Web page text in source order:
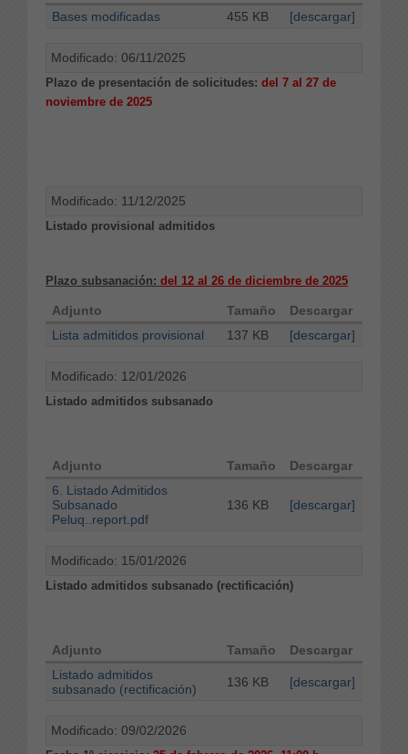
Bases modificadas
455 KB [descargar]
Modificado: 06/11/2025
Plazo de presentación de solicitudes: del 7 al 27 de
noviembre de 2025
Modificado: 11/12/2025
Listado provisional admitidos
Plazo subsanación: del 12 al 26 de diciembre de 2025
Adjunto Tamaño
Descargar
Lista admitidos provisional
137 KB [descargar]
Modificado: 12/01/2026
Listado admitidos subsanado
Adjunto Tamaño
Descargar
6. Listado Admitidos
Subsanado
Peluq..report.pdf
136 KB [descargar]
Modificado: 15/01/2026
Listado admitidos subsanado (rectificación)
Adjunto Tamaño
Descargar
Listado admitidos
subsanado (rectificación)
136 KB [descargar]
Modificado: 09/02/2026